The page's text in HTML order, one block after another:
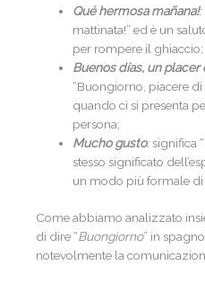
Qué hermosa mañana!:
mattinata!” ed è un
per rompere il ghiaccio;
Buenos días, un
“Buongiorno, piacere
quando ci si presenta
persona;
Mucho gusto:significa
stesso significato
un modo più formale di
Come abbiamo analizzato
di dire “Buongiorno” in
notevolmente la